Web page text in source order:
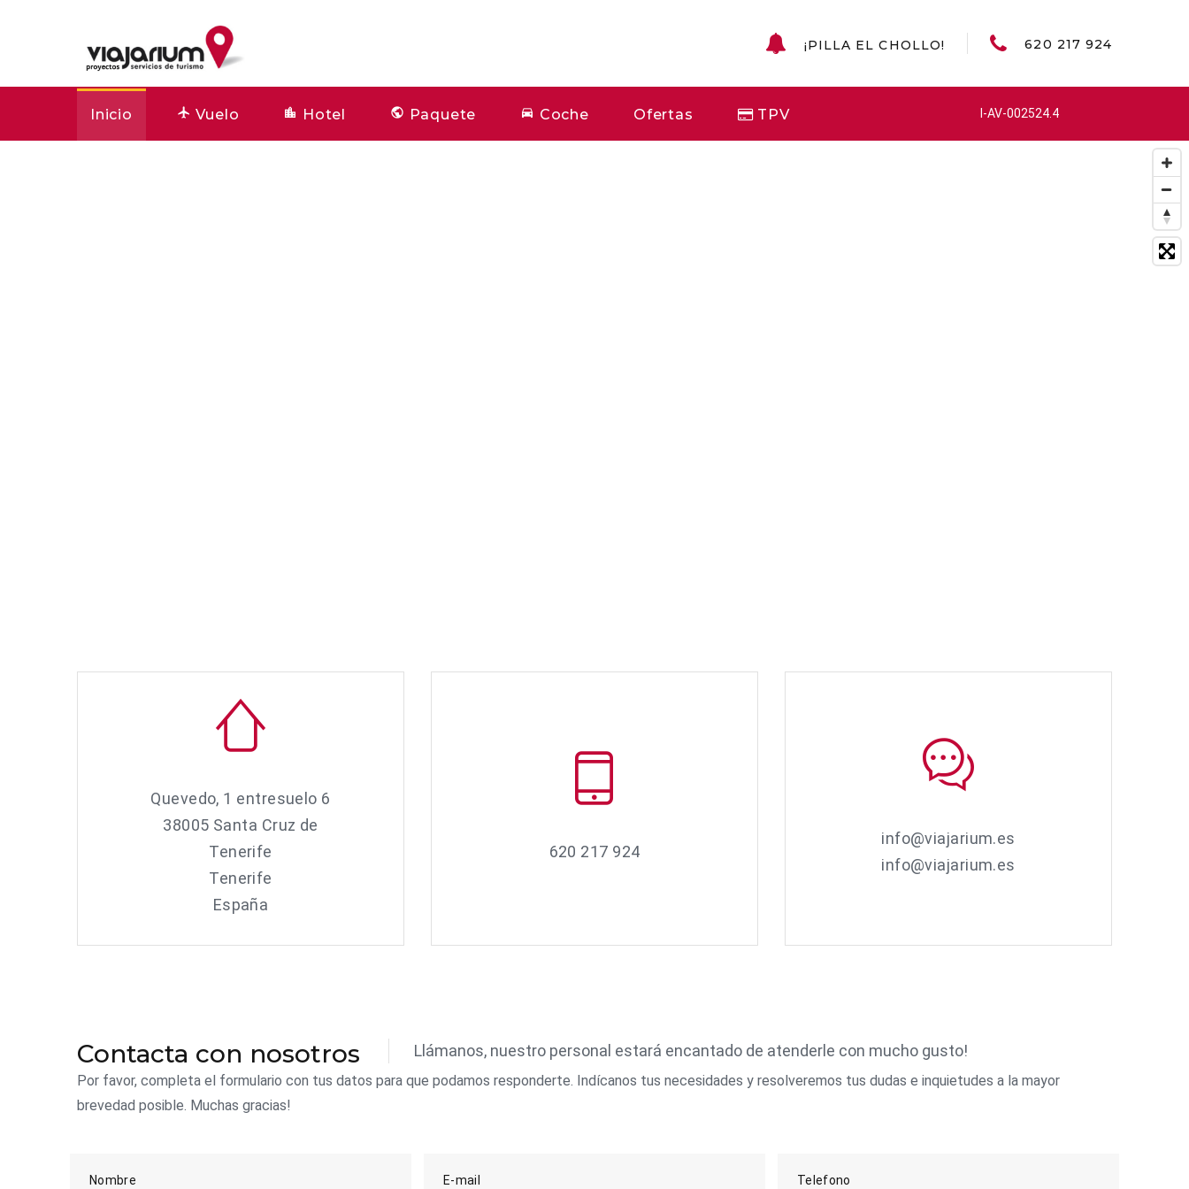
¡PILLA EL CHOLLO! 620 217 924
I-AV-002524.4
Inicio Vuelo Hotel Paquete Coche Ofertas TPV
Quevedo, 1 entresuelo 6
38005 Santa Cruz de
Tenerife
Tenerife
España
620 217 924
info@viajarium.es
info@viajarium.es
Contacta con nosotros Llámanos, nuestro personal estará encantado de atenderle con mucho gusto!
Por favor, completa el formulario con tus datos para que podamos responderte. Indícanos tus necesidades y resolveremos tus dudas e inquietudes a la mayor
brevedad posible. Muchas gracias!
Nombre E-mail Telefono